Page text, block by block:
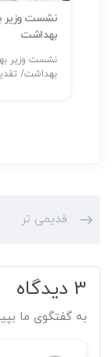
نشست وزیر
بهداشت
نشست وزیر
بهداشت/
قدیمی تر
3 دیدگاه
به گفتگوی ما